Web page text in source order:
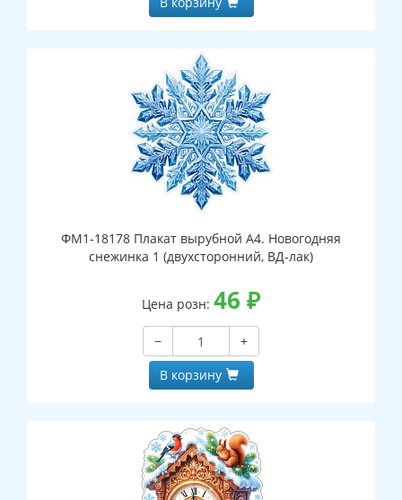
ФМ1-18178 Плакат вырубной А4. Новогодняя
снежинка 1 (двухсторонний, ВД-лак)
Цена розн: 46 ₽
−
+
В корзину